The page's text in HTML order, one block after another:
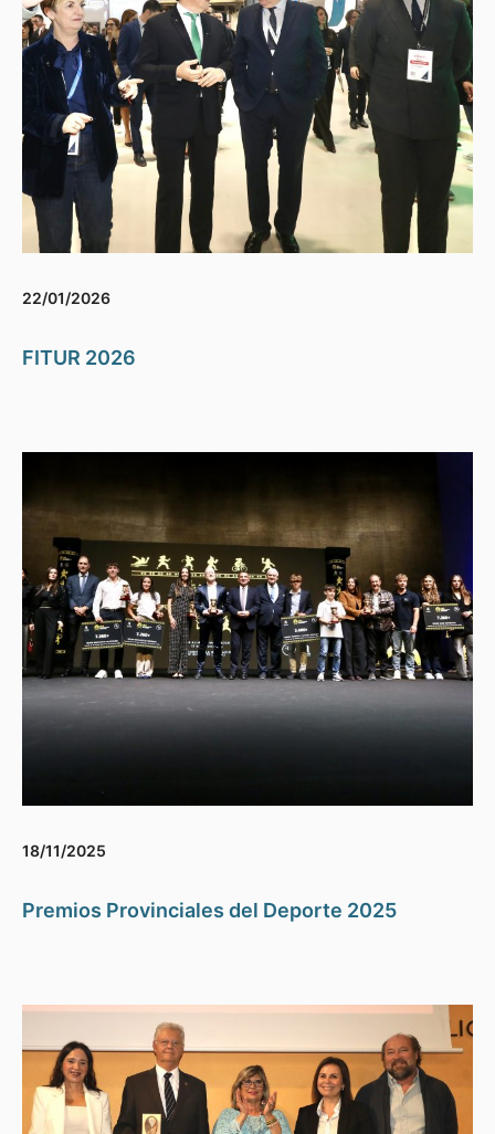
22/01/2026
FITUR 2026
18/11/2025
Premios Provinciales del Deporte 2025